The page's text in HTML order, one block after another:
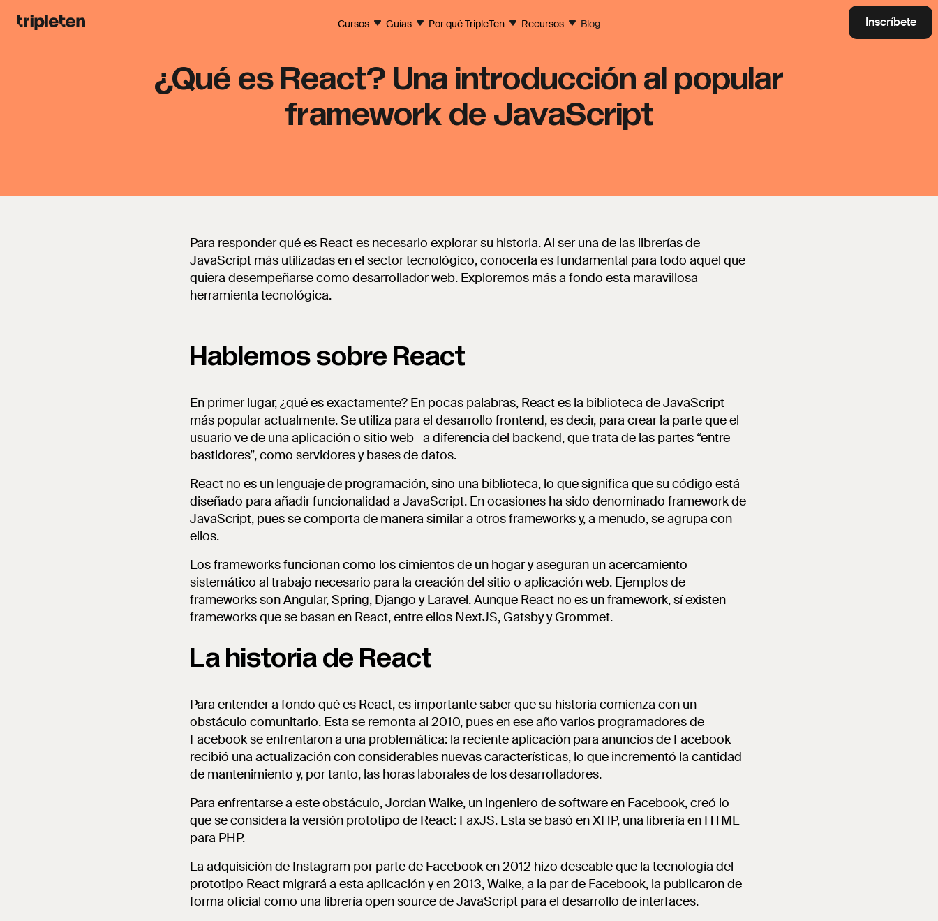
Cursos Guías Por qué TripleTen Recursos Blog Inscríbete
¿Qué es React? Una introducción al popular
framework de JavaScript
Para responder qué es React es necesario explorar su historia. Al ser una de las librerías de
JavaScript más utilizadas en el sector tecnológico, conocerla es fundamental para todo aquel que
quiera desempeñarse como desarrollador web. Exploremos más a fondo esta maravillosa
herramienta tecnológica.
Hablemos sobre React
En primer lugar, ¿qué es exactamente? En pocas palabras, React es la biblioteca de JavaScript
más popular actualmente. Se utiliza para el desarrollo frontend, es decir, para crear la parte que el
usuario ve de una aplicación o sitio web—a diferencia del backend, que trata de las partes “entre
bastidores”, como servidores y bases de datos.
React no es un lenguaje de programación, sino una biblioteca, lo que significa que su código está
diseñado para añadir funcionalidad a JavaScript. En ocasiones ha sido denominado framework de
JavaScript, pues se comporta de manera similar a otros frameworks y, a menudo, se agrupa con
ellos.
Los frameworks funcionan como los cimientos de un hogar y aseguran un acercamiento
sistemático al trabajo necesario para la creación del sitio o aplicación web. Ejemplos de
frameworks son Angular, Spring, Django y Laravel. Aunque React no es un framework, sí existen
frameworks que se basan en React, entre ellos NextJS, Gatsby y Grommet.
La historia de React
Para entender a fondo qué es React, es importante saber que su historia comienza con un
obstáculo comunitario. Esta se remonta al 2010, pues en ese año varios programadores de
Facebook se enfrentaron a una problemática: la reciente aplicación para anuncios de Facebook
recibió una actualización con considerables nuevas características, lo que incrementó la cantidad
de mantenimiento y, por tanto, las horas laborales de los desarrolladores.
Para enfrentarse a este obstáculo, Jordan Walke, un ingeniero de software en Facebook, creó lo
que se considera la versión prototipo de React: FaxJS. Esta se basó en XHP, una librería en HTML
para PHP.
La adquisición de Instagram por parte de Facebook en 2012 hizo deseable que la tecnología del
prototipo React migrará a esta aplicación y en 2013, Walke, a la par de Facebook, la publicaron de
forma oficial como una librería open source de JavaScript para el desarrollo de interfaces.